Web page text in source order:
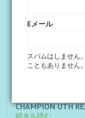
Eメール
スパムはしません
こともありません
CHAMPION UTH
続きを読む